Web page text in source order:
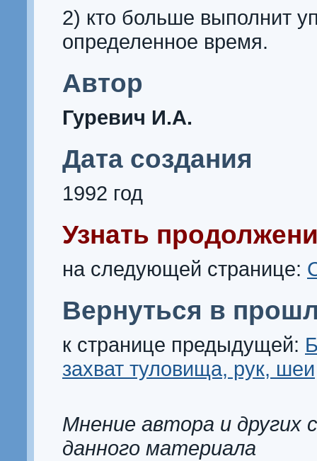
2) кто больше выполнит
определенное время.
Автор
Гуревич И.А.
Дата создания
1992 год
Узнать
на следующей странице:
Вернуться в
к странице предыдущей:
захват туловища, рук, шеи
Мнение автора и других
данного материала